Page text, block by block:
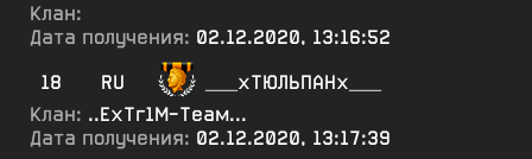
Клан:
Дата получения: 02.12.2020, 13:16:52
18
RU
___хТЮЛЬПАНх___
Клан: ..ЕхТг1М-Теам...
Дата получения: 02.12.2020, 13:17:39